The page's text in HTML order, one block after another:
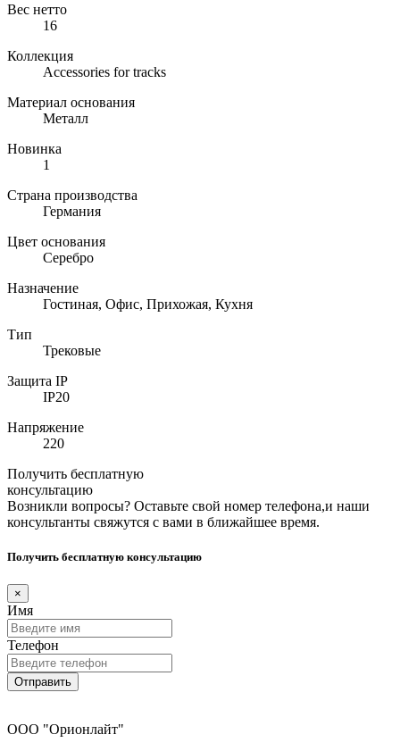
Вес нетто
16
Коллекция
Accessories for tracks
Материал основания
Металл
Новинка
1
Страна производства
Германия
Цвет основания
Серебро
Назначение
Гостиная, Офис, Прихожая, Кухня
Тип
Трековые
Защита IP
IP20
Напряжение
220
Получить бесплатную
консультацию
Возникли вопросы? Оставьте свой номер телефона,и наши
консультанты свяжутся с вами в ближайшее время.
Получить бесплатную консультацию
×
Имя
Телефон
Отправить
ООО "Орионлайт"